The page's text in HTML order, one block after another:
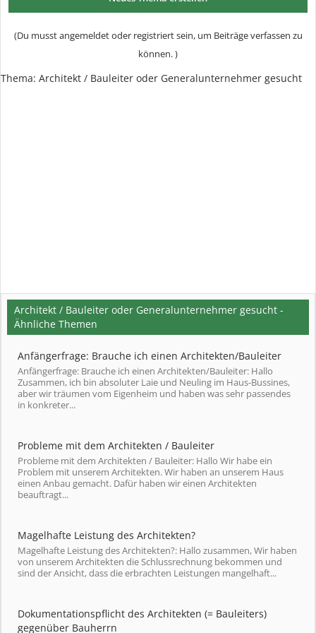
(Du musst angemeldet oder registriert sein, um Beiträge verfassen zu
können. )
Thema: Architekt / Bauleiter oder Generalunternehmer gesucht
Architekt / Bauleiter oder Generalunternehmer gesucht -
Ähnliche Themen
Anfängerfrage: Brauche ich einen Architekten/Bauleiter
Anfängerfrage: Brauche ich einen Architekten/Bauleiter: Hallo
Zusammen, ich bin absoluter Laie und Neuling im Haus-Bussines,
aber wir träumen vom Eigenheim und haben was sehr passendes
in konkreter...
Probleme mit dem Architekten / Bauleiter
Probleme mit dem Architekten / Bauleiter: Hallo Wir habe ein
Problem mit unserem Architekten. Wir haben an unserem Haus
einen Anbau gemacht. Dafür haben wir einen Architekten
beauftragt...
Magelhafte Leistung des Architekten?
Magelhafte Leistung des Architekten?: Hallo zusammen, Wir haben
von unserem Architekten die Schlussrechnung bekommen und
sind der Ansicht, dass die erbrachten Leistungen mangelhaft...
Dokumentationspflicht des Architekten (= Bauleiters)
gegenüber Bauherrn